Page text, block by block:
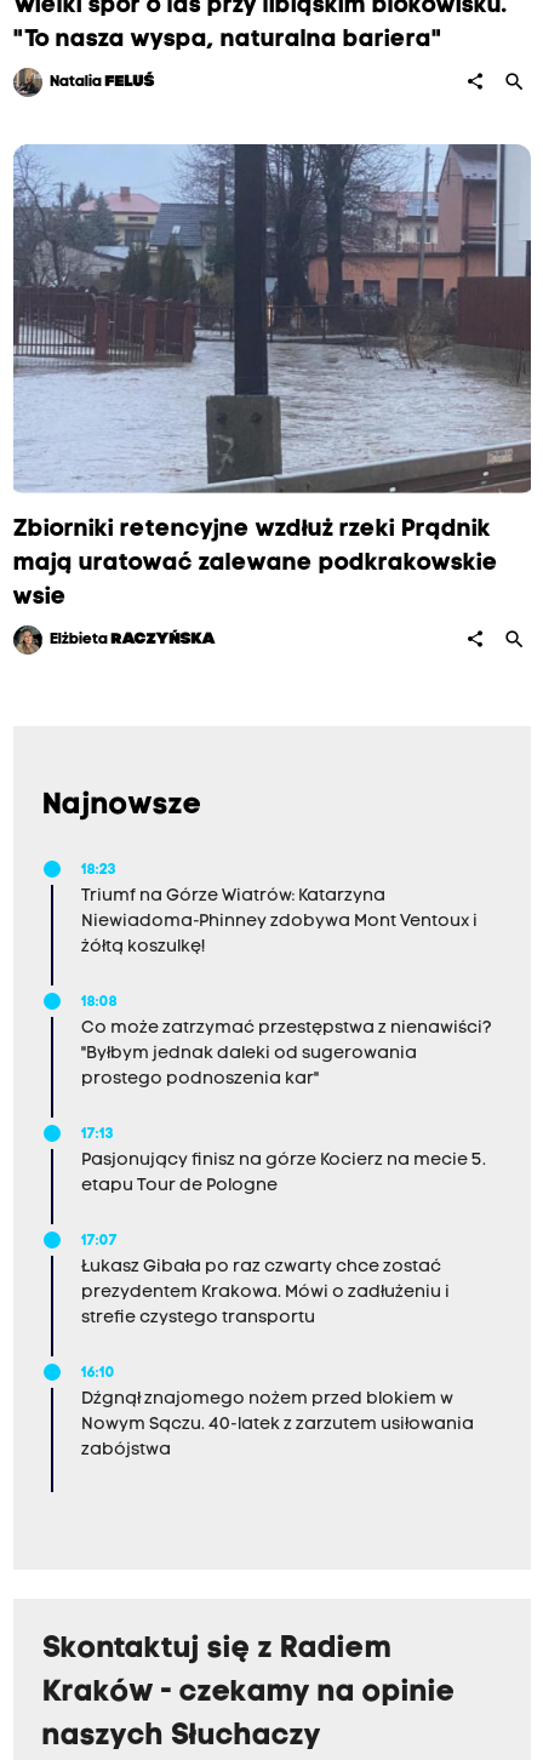
Wielki spór o las przy libiąskim blokowisku.
"To nasza wyspa, naturalna bariera"
Natalia FELUŚ share search
Zbiorniki retencyjne wzdłuż rzeki Prądnik
mają uratować zalewane podkrakowskie
wsie
Elżbieta RACZYŃSKA share search
Najnowsze
18:23
Triumf na Górze Wiatrów: Katarzyna
Niewiadoma-Phinney zdobywa Mont Ventoux i
żółtą koszulkę!
18:08
Co może zatrzymać przestępstwa z nienawiści?
"Byłbym jednak daleki od sugerowania
prostego podnoszenia kar"
17:13
Pasjonujący finisz na górze Kocierz na mecie 5.
etapu Tour de Pologne
17:07
Łukasz Gibała po raz czwarty chce zostać
prezydentem Krakowa. Mówi o zadłużeniu i
strefie czystego transportu
16:10
Dźgnął znajomego nożem przed blokiem w
Nowym Sączu. 40-latek z zarzutem usiłowania
zabójstwa
Skontaktuj się z Radiem
Kraków - czekamy na opinie
naszych Słuchaczy